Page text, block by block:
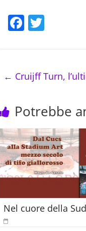
F
e
b
o
o
k
er
← Cruijff Turn,
Potrebbe
Nel cuore della Sud